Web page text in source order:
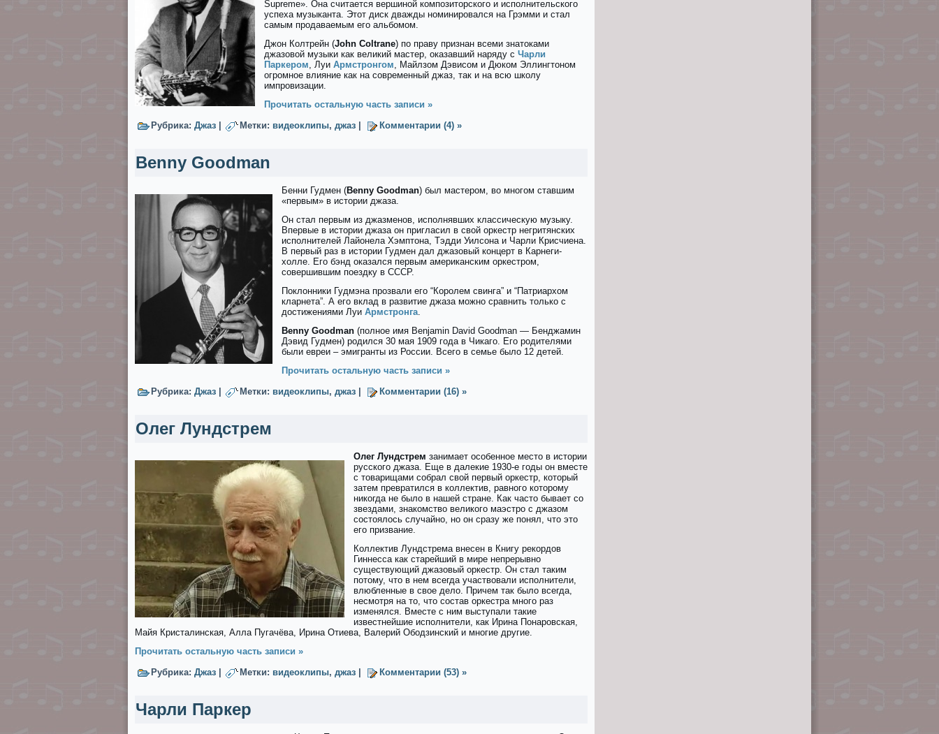
Suрrеmе». Она считается вершиной композиторского и исполнительского
успеха музыканта. Этот диск дважды номинировался на Грэмми и стал
самым продаваемым его альбомом.
Джон Колтрейн (John Coltrane) по праву признан всеми знатоками
джазовой музыки как великий мастер, оказавший наряду с Чарли
Паркером, Луи Армстронгом, Майлзом Дэвисом и Дюком Эллингтоном
огромное влияние как на современный джаз, так и на всю школу
импровизации.
Прочитать остальную часть записи »
Рубрика: Джаз Метки: видеоклипы, джаз Комментарии (4) »
Benny Goodman
Бенни Гудмен (Benny Goodman) был мастером, во многом ставшим
«первым» в истории джаза.
Он стал первым из джазменов, исполнявших классическую музыку.
Впервые в истории джаза он пригласил в свой оркестр негритянских
исполнителей Лайонела Хэмптона, Тэдди Уилсона и Чарли Крисчиена.
В первый раз в истории Гудмен дал джазовый концерт в Карнеги-
холле. Его бэнд оказался первым американским оркестром,
совершившим поездку в СССР.
Поклонники Гудмэна прозвали его “Королем свинга” и “Патриархом
кларнета”. А его вклад в развитие джаза можно сравнить только с
достижениями Луи Армстронга.
Benny Goodman (полное имя Benjamin David Goodman — Бенджамин
Дэвид Гудмен) родился 30 мая 1909 года в Чикаго. Его родителями
были евреи – эмигранты из России. Всего в семье было 12 детей.
Прочитать остальную часть записи »
Рубрика: Джаз Метки: видеоклипы, джаз Комментарии (16) »
Олег Лундстрем
Олег Лундстрем занимает особенное место в истории
русского джаза. Еще в далекие 1930-е годы он вместе
с товарищами собрал свой первый оркестр, который
затем превратился в коллектив, равного которому
никогда не было в нашей стране. Как часто бывает со
звездами, знакомство великого маэстро с джазом
состоялось случайно, но он сразу же понял, что это
его призвание.
Коллектив Лундстрема внесен в Книгу рекордов
Гиннесса как старейший в мире непрерывно
существующий джазовый оркестр. Он стал таким
потому, что в нем всегда участвовали исполнители,
влюбленные в свое дело. Причем так было всегда,
несмотря на то, что состав оркестра много раз
изменялся. Вместе с ним выступали такие
известнейшие исполнители, как Ирина Понаровская,
Майя Кристалинская, Алла Пугачёва, Ирина Отиева, Валерий Ободзинский и многие другие.
Прочитать остальную часть записи »
Рубрика: Джаз Метки: видеоклипы, джаз Комментарии (53) »
Чарли Паркер